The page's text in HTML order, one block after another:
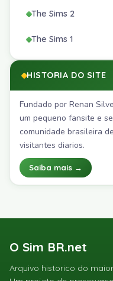
The Sims 2
The Sims 1
HISTORIA DO SITE
Fundado por Renan
um pequeno fansite e
comunidade brasileira
visitantes diarios.
Saiba mais →
O Sim BR.net
Arquivo historico do